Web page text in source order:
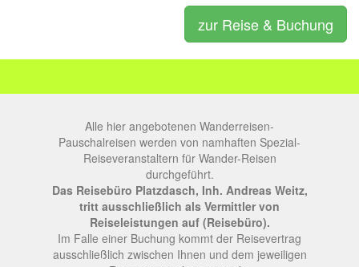
zur Reise & Buchung
Alle hier angebotenen Wanderreisen-
Pauschalreisen werden von namhaften Spezial-
Reiseveranstaltern für Wander-Reisen
durchgeführt.
Das Reisebüro Platzdasch, Inh. Andreas Weitz,
tritt ausschließlich als Vermittler von
Reiseleistungen auf (Reisebüro).
Im Falle einer Buchung kommt der Reisevertrag
ausschließlich zwischen Ihnen und dem jeweiligen